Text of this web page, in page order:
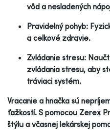
vôd a nesladených
Pravidelný pohyb:
a celkové zdravie.
Zvládanie stresu:
zvládania stresu, aby
tráviaci systém.
Vracanie a hnačka sú
ťažkostí. S pomocou Zerex
štýlu a včasnej lekárskej